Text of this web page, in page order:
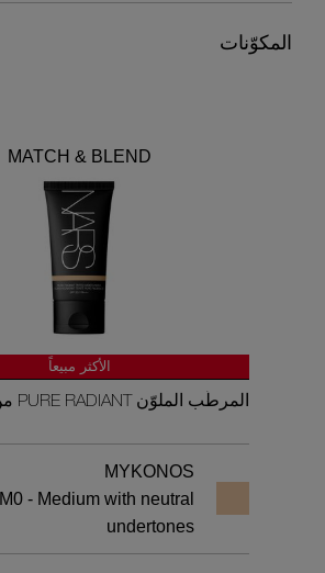
المكوّنات
MATCH & BLEND
الأكثر مبيعاً
المرطّب الملوّن PURE RADIANT من NARS
MYKONOS
M0 - Medium with neutral
undertones